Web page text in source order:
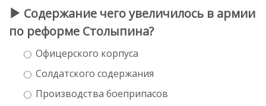
Содержание чего увеличилось в армии
по реформе Столыпина?
Офицерского корпуса
Солдатского содержания
Производства боеприпасов